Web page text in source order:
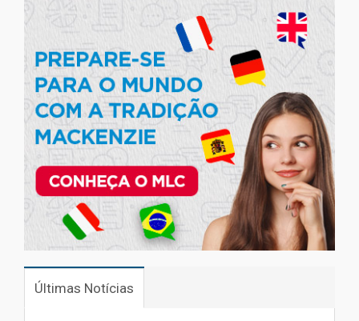
Últimas Notícias